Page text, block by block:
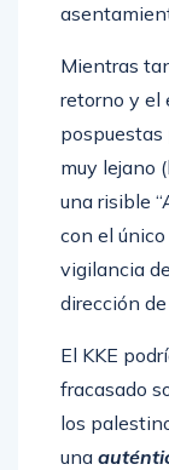
Mientras
retorno y el
pospuestas
muy lejano
una risible
con el
vigilancia
dirección de
El KKE
fracasado
los
una